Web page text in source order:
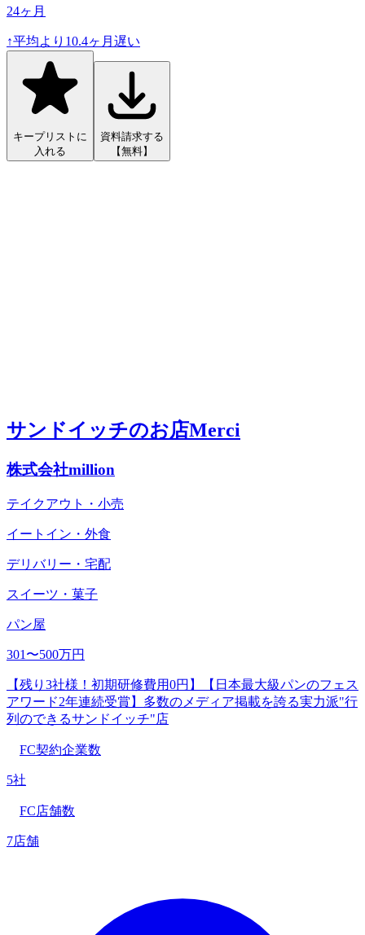
24ヶ月
↑平均より 10.4ヶ月遅い
キープリストに
入れる
資料請求する
【無料】
サンドイッチのお店Merci
株式会社million
テイクアウト・小売
イートイン・外食
デリバリー・宅配
スイーツ・菓子
パン屋
301〜500万円
【残り3社様！初期研修費用0円】【⽇本最⼤級パンのフェス
アワード2年連続受賞】多数のメディア掲載を誇る実力派"行
列のできるサンドイッチ"店
FC契約企業数
5社
FC店舗数
7店舗